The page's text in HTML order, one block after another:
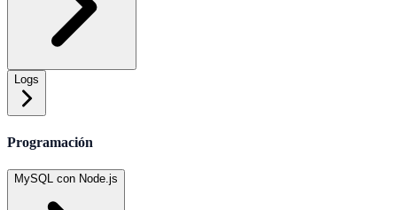
Logs
Programación
MySQL con Node.js